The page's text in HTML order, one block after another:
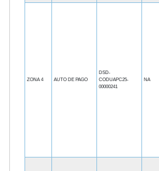
ZONA 4 AUTO DE PAGO
DSD-
CODUAPC25-
00000241
NA